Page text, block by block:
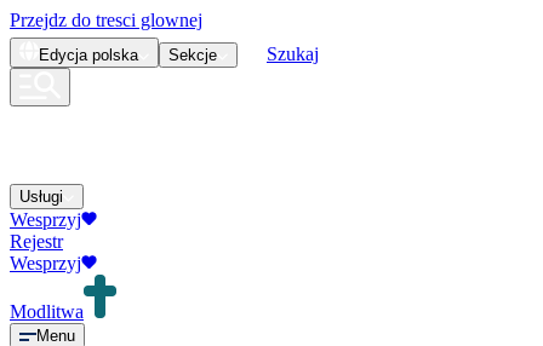
Przejdz do tresci glownej
Edycja polska Sekcje Szukaj
Usługi
Wesprzyj
Rejestr
Wesprzyj
Modlitwa
Menu